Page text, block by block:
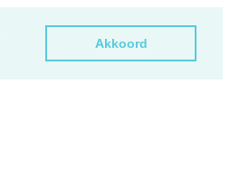
Akkoord